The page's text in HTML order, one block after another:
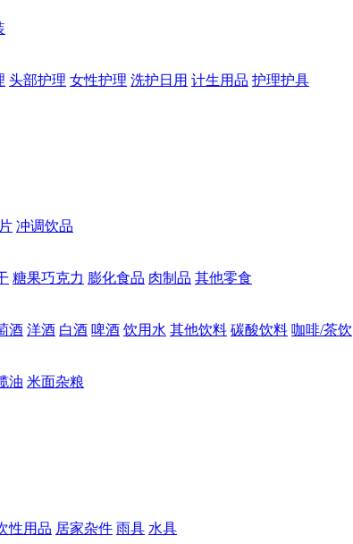
头部护理 女性护理 洗护日用 计生用品 护理护具
冲调饮品
糖果巧克力 膨化食品 肉制品 其他零食
酒 洋酒 白酒 啤酒 饮用水 其他饮料 碳酸饮料 咖啡/茶饮
油 米面杂粮
性用品 居家杂件 雨具 水具